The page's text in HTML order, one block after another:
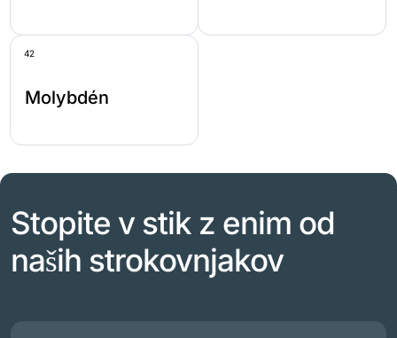
42
Molybdén
Stopite v stik z enim od
naših strokovnjakov